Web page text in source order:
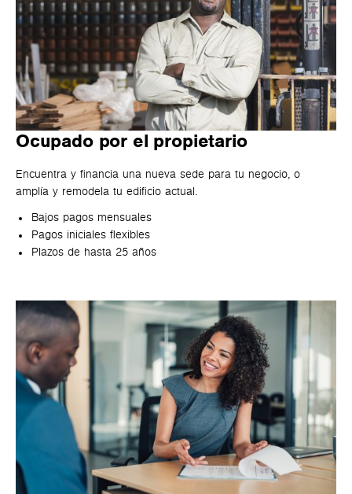
Ocupado por el propietario
Encuentra y financia una nueva sede para tu negocio, o
amplía y remodela tu edificio actual.
Bajos pagos mensuales
Pagos iniciales flexibles
Plazos de hasta 25 años